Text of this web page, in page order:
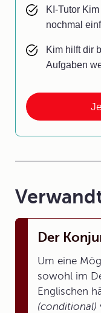
KI-Tutor
nochmal
Kim hilft dir
Aufgaben
Der
Um eine
sowohl im
Englischen
(conditional)